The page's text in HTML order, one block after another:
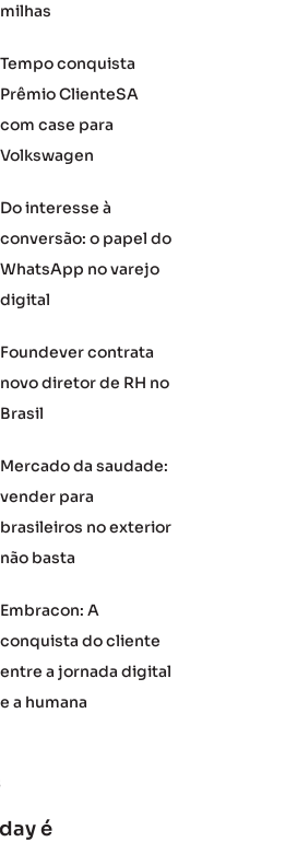
milhas
Tempo conquista
Prêmio ClienteSA
com case para
Volkswagen
Do interesse à
conversão: o papel do
WhatsApp no varejo
digital
Foundever contrata
novo diretor de RH no
Brasil
Mercado da saudade:
vender para
brasileiros no exterior
não basta
Embracon: A
conquista do cliente
entre a jornada digital
e a humana
é